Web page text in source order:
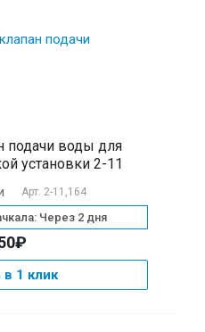
подачи воды для
установки 2-11
Арт. 2-11,164
Через 2 дня
в 1 клик